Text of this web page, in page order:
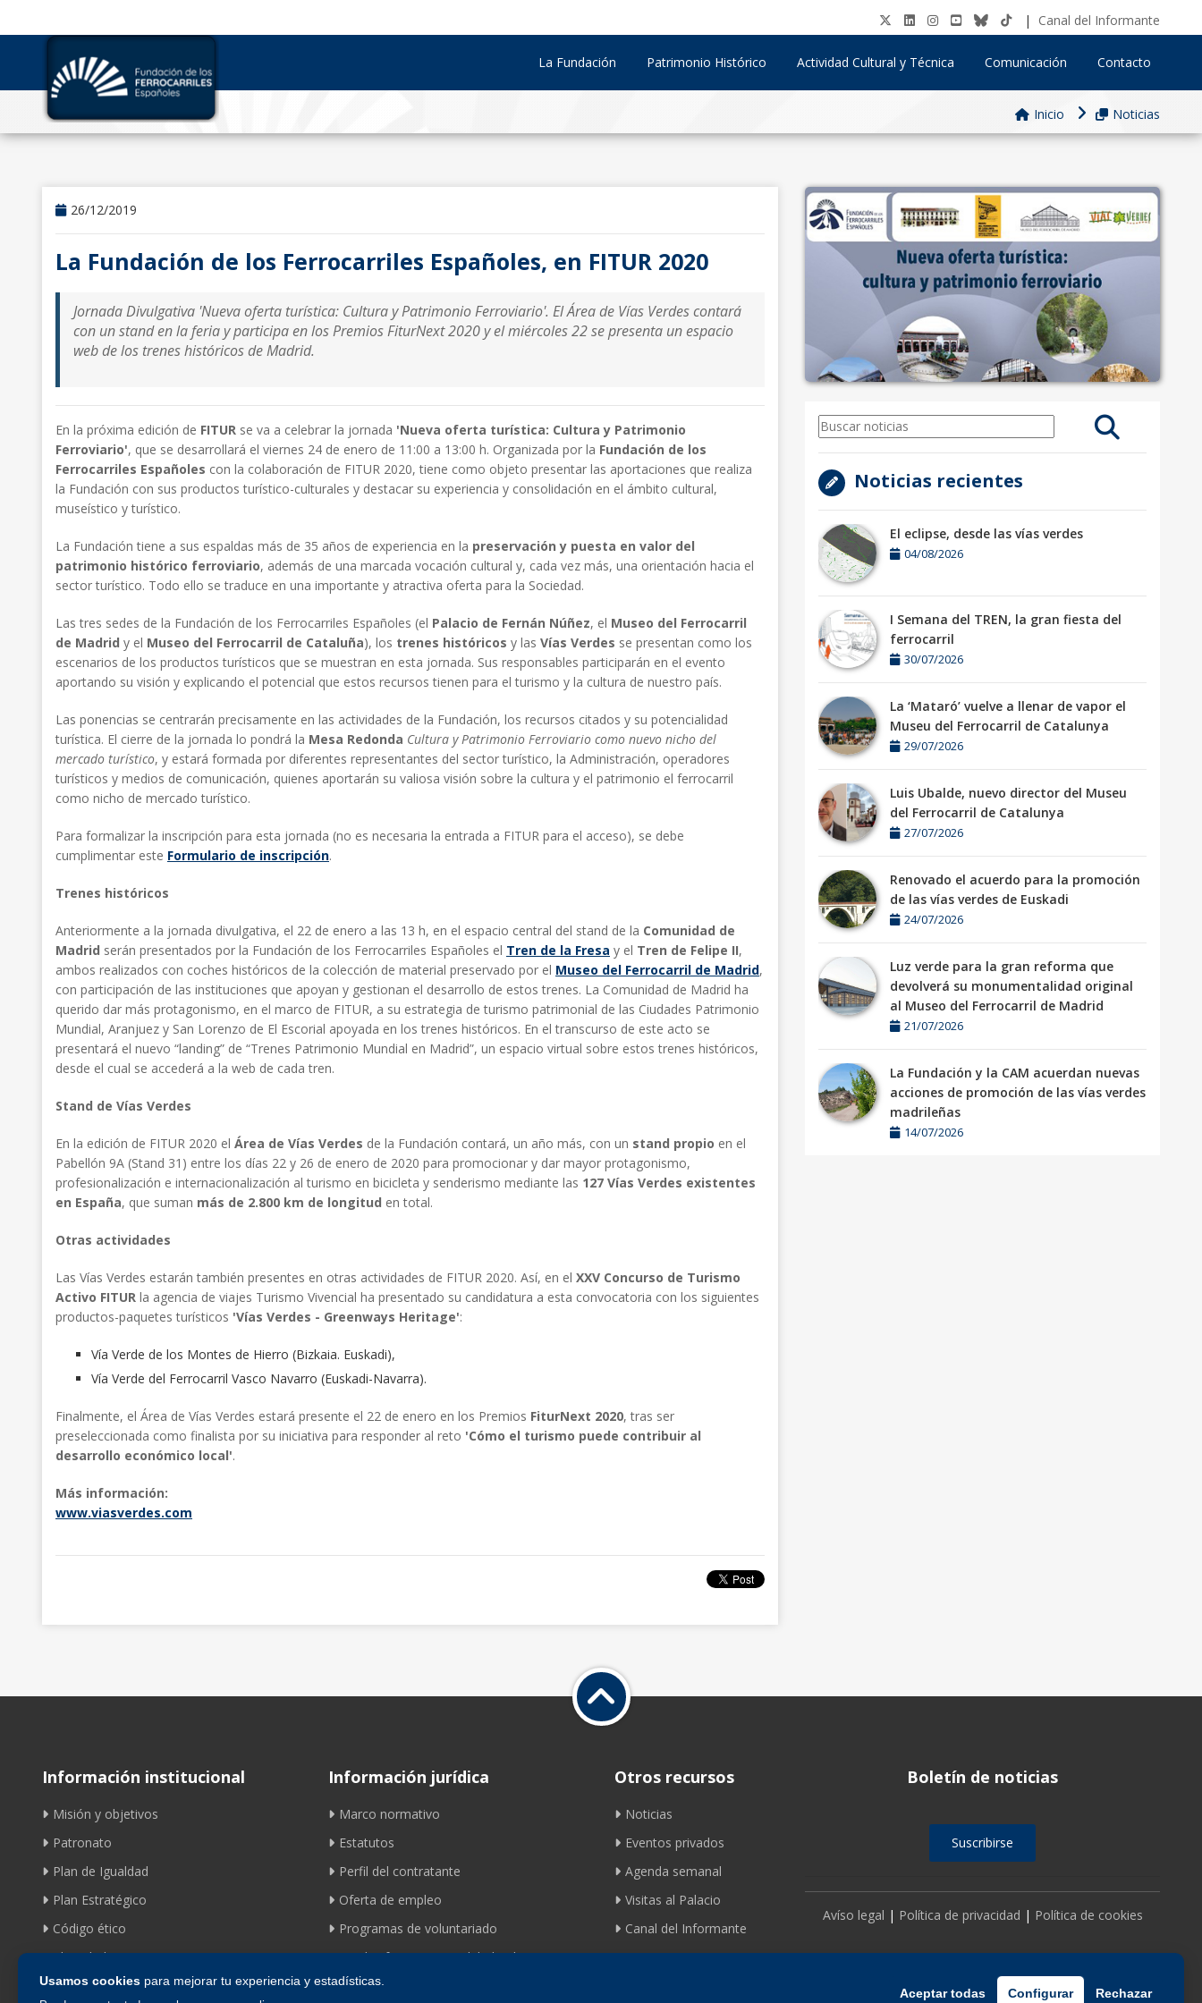
Usamos cookies para mejorar tu experiencia y estadísticas.
Aceptar todas Configurar Rechazar
| Canal del Informante
La Fundación Patrimonio Histórico Actividad Cultural y Técnica Comunicación Contacto
Inicio Noticias
26/12/2019
La Fundación de los Ferrocarriles Españoles, en FITUR 2020
Jornada Divulgativa 'Nueva oferta turística: Cultura y Patrimonio Ferroviario'. El Área de Vías Verdes contará
con un stand en la feria y participa en los Premios FiturNext 2020 y el miércoles 22 se presenta un espacio
web de los trenes históricos de Madrid.
En la próxima edición de FITUR se va a celebrar la jornada 'Nueva oferta turística: Cultura y Patrimonio
Ferroviario', que se desarrollará el viernes 24 de enero de 11:00 a 13:00 h. Organizada por la Fundación de los
Ferrocarriles Españoles con la colaboración de FITUR 2020, tiene como objeto presentar las aportaciones que realiza
la Fundación con sus productos turístico-culturales y destacar su experiencia y consolidación en el ámbito cultural,
museístico y turístico.
La Fundación tiene a sus espaldas más de 35 años de experiencia en la preservación y puesta en valor del
patrimonio histórico ferroviario, además de una marcada vocación cultural y, cada vez más, una orientación hacia el
sector turístico. Todo ello se traduce en una importante y atractiva oferta para la Sociedad.
Las tres sedes de la Fundación de los Ferrocarriles Españoles (el Palacio de Fernán Núñez, el Museo del Ferrocarril
de Madrid y el Museo del Ferrocarril de Cataluña), los trenes históricos y las Vías Verdes se presentan como los
escenarios de los productos turísticos que se muestran en esta jornada. Sus responsables participarán en el evento
aportando su visión y explicando el potencial que estos recursos tienen para el turismo y la cultura de nuestro país.
Las ponencias se centrarán precisamente en las actividades de la Fundación, los recursos citados y su potencialidad
turística. El cierre de la jornada lo pondrá la Mesa Redonda Cultura y Patrimonio Ferroviario como nuevo nicho del
mercado turístico, y estará formada por diferentes representantes del sector turístico, la Administración, operadores
turísticos y medios de comunicación, quienes aportarán su valiosa visión sobre la cultura y el patrimonio el ferrocarril
como nicho de mercado turístico.
Para formalizar la inscripción para esta jornada (no es necesaria la entrada a FITUR para el acceso), se debe
cumplimentar este Formulario de inscripción.
Trenes históricos
Anteriormente a la jornada divulgativa, el 22 de enero a las 13 h, en el espacio central del stand de la Comunidad de
Madrid serán presentados por la Fundación de los Ferrocarriles Españoles el Tren de la Fresa y el Tren de Felipe II,
ambos realizados con coches históricos de la colección de material preservado por el Museo del Ferrocarril de Madrid,
con participación de las instituciones que apoyan y gestionan el desarrollo de estos trenes. La Comunidad de Madrid ha
querido dar más protagonismo, en el marco de FITUR, a su estrategia de turismo patrimonial de las Ciudades Patrimonio
Mundial, Aranjuez y San Lorenzo de El Escorial apoyada en los trenes históricos. En el transcurso de este acto se
presentará el nuevo “landing” de “Trenes Patrimonio Mundial en Madrid”, un espacio virtual sobre estos trenes históricos,
desde el cual se accederá a la web de cada tren.
Stand de Vías Verdes
En la edición de FITUR 2020 el Área de Vías Verdes de la Fundación contará, un año más, con un stand propio en el
Pabellón 9A (Stand 31) entre los días 22 y 26 de enero de 2020 para promocionar y dar mayor protagonismo,
profesionalización e internacionalización al turismo en bicicleta y senderismo mediante las 127 Vías Verdes existentes
en España, que suman más de 2.800 km de longitud en total.
Otras actividades
Las Vías Verdes estarán también presentes en otras actividades de FITUR 2020. Así, en el XXV Concurso de Turismo
Activo FITUR la agencia de viajes Turismo Vivencial ha presentado su candidatura a esta convocatoria con los siguientes
productos-paquetes turísticos 'Vías Verdes - Greenways Heritage':
Vía Verde de los Montes de Hierro (Bizkaia. Euskadi),
Vía Verde del Ferrocarril Vasco Navarro (Euskadi-Navarra).
Finalmente, el Área de Vías Verdes estará presente el 22 de enero en los Premios FiturNext 2020, tras ser
preseleccionada como finalista por su iniciativa para responder al reto 'Cómo el turismo puede contribuir al
desarrollo económico local'.
Más información:
www.viasverdes.com
Noticias recientes
El eclipse, desde las vías verdes
04/08/2026
I Semana del TREN, la gran fiesta del
ferrocarril
30/07/2026
La ‘Mataró’ vuelve a llenar de vapor el
Museu del Ferrocarril de Catalunya
29/07/2026
Luis Ubalde, nuevo director del Museu
del Ferrocarril de Catalunya
27/07/2026
Renovado el acuerdo para la promoción
de las vías verdes de Euskadi
24/07/2026
Luz verde para la gran reforma que
devolverá su monumentalidad original
al Museo del Ferrocarril de Madrid
21/07/2026
La Fundación y la CAM acuerdan nuevas
acciones de promoción de las vías verdes
madrileñas
14/07/2026
Información institucional
Misión y objetivos
Patronato
Plan de Igualdad
Plan Estratégico
Código ético
Identidad corporativa
Información jurídica
Marco normativo
Estatutos
Perfil del contratante
Oferta de empleo
Programas de voluntariado
Ayudas fomento movilidad ciclista
Otros recursos
Noticias
Eventos privados
Agenda semanal
Visitas al Palacio
Canal del Informante
Contacto
Boletín de noticias
Suscribirse
Avíso legal | Política de privacidad | Política de cookies